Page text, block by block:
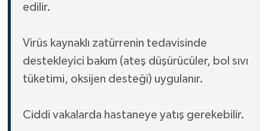
edilir.
Virüs kaynaklı zatürrenin tedavisinde
destekleyici bakım (ateş düşürücüler, bol sıvı
tüketimi, oksijen desteği) uygulanır.
Ciddi vakalarda hastaneye yatış gerekebilir.